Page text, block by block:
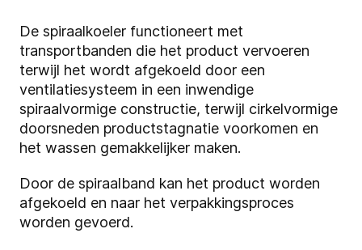
De spiraalkoeler functioneert met
transportbanden die het product vervoeren
terwijl het wordt afgekoeld door een
ventilatiesysteem in een inwendige
spiraalvormige constructie, terwijl cirkelvormige
doorsneden productstagnatie voorkomen en
het wassen gemakkelijker maken.
Door de spiraalband kan het product worden
afgekoeld en naar het verpakkingsproces
worden gevoerd.